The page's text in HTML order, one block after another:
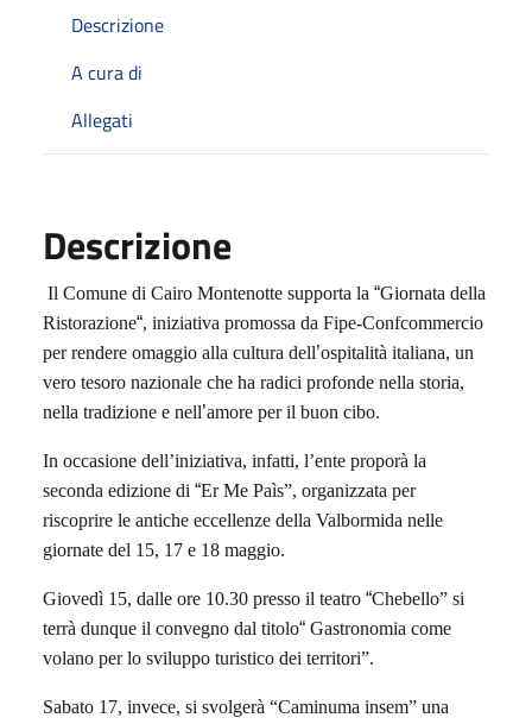
Descrizione
A cura di
Allegati
Descrizione
Il Comune di Cairo Montenotte supporta la “Giornata della
Ristorazione“, iniziativa promossa da Fipe-Confcommercio
per rendere omaggio alla cultura dell’ospitalità italiana, un
vero tesoro nazionale che ha radici profonde nella storia,
nella tradizione e nell’amore per il buon cibo.
In occasione dell’iniziativa, infatti, l’ente proporà la
seconda edizione di “Er Me Paìs”, organizzata per
riscoprire le antiche eccellenze della Valbormida nelle
giornate del 15, 17 e 18 maggio.
Giovedì 15, dalle ore 10.30 presso il teatro “Chebello” si
terrà dunque il convegno dal titolo“ Gastronomia come
volano per lo sviluppo turistico dei territori”.
Sabato 17, invece, si svolgerà “Caminuma insem” una